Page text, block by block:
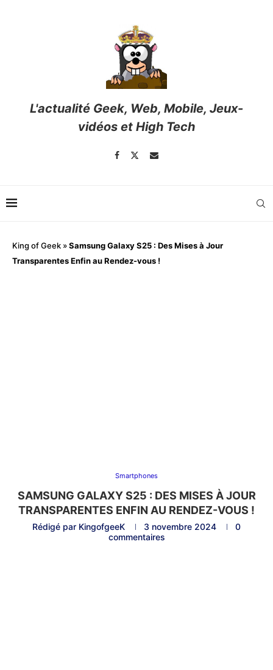
L'actualité Geek, Web, Mobile, Jeux-
vidéos et High Tech
King of Geek »Samsung Galaxy S25 : Des Mises à Jour
Transparentes Enfin au Rendez-vous !
Smartphones
SAMSUNG GALAXY S25 : DES MISES À JOUR
TRANSPARENTES ENFIN AU RENDEZ-VOUS !
Rédigé par KingofgeeK 3 novembre 2024
0
commentaires